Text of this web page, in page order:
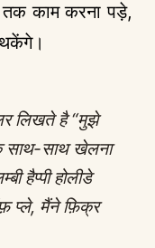
तक काम करना पड़े,
लिखते है “मुझे
साथ-साथ खेलना
हैप्पी होलीडे
प्ले, मैंने फ़िक्र